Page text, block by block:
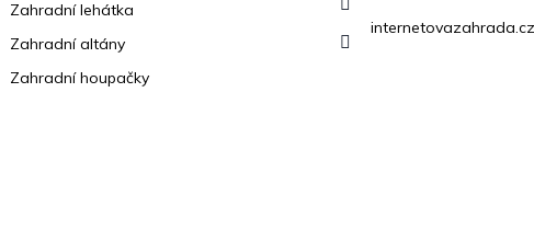
Zahradní lehátka
Zahradní altány
Zahradní houpačky